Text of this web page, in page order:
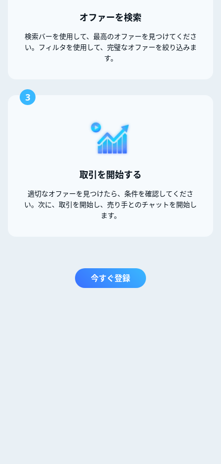
オファーを検索
検索バーを使用して、最高のオファーを見つけてくださ
い。フィルタを使用して、完璧なオファーを絞り込みま
す。
3
取引を開始する
適切なオファーを見つけたら、条件を確認してくださ
い。次に、取引を開始し、売り手とのチャットを開始し
ます。
今すぐ登録